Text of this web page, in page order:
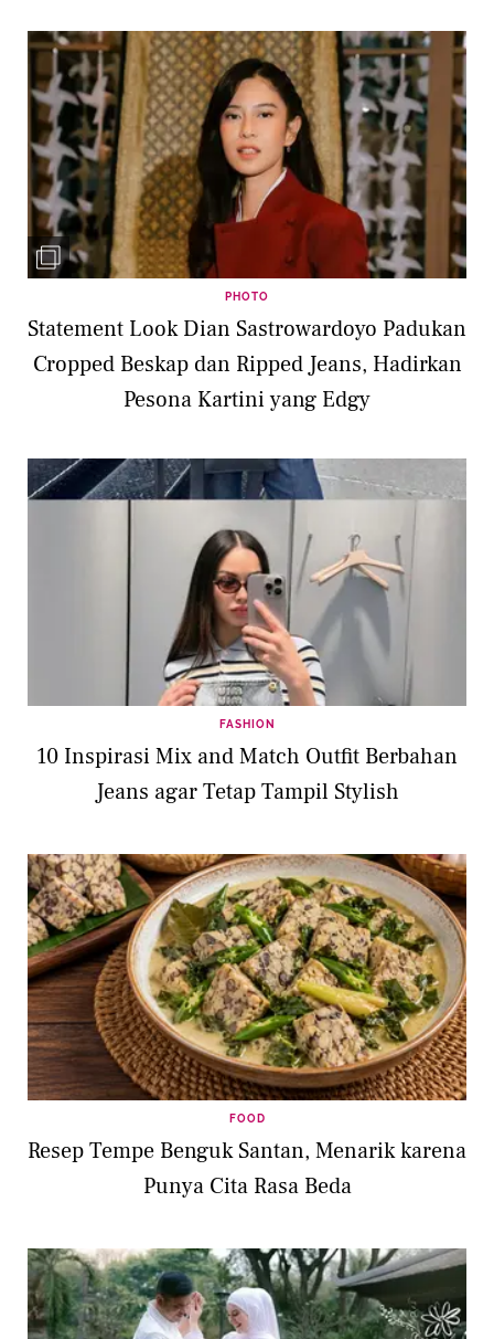
PHOTO
Statement Look Dian Sastrowardoyo Padukan
Cropped Beskap dan Ripped Jeans, Hadirkan
Pesona Kartini yang Edgy
FASHION
10 Inspirasi Mix and Match Outfit Berbahan
Jeans agar Tetap Tampil Stylish
FOOD
Resep Tempe Benguk Santan, Menarik karena
Punya Cita Rasa Beda